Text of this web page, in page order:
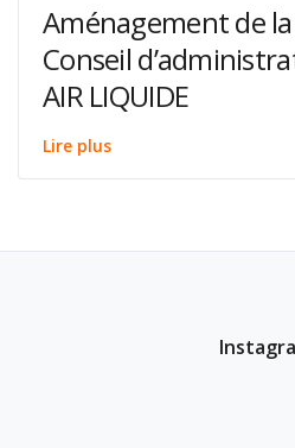
Aménagement de
Conseil
AIR LIQUIDE
Lire plus